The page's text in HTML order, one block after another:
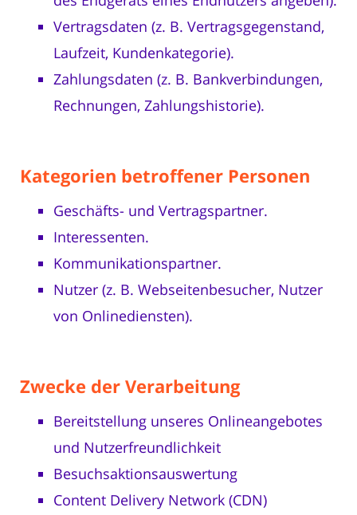
Vertragsdaten (z. B. Vertragsgegenstand,
Laufzeit, Kundenkategorie).
Zahlungsdaten (z. B. Bankverbindungen,
Rechnungen, Zahlungshistorie).
Kategorien betroffener Personen
Geschäfts- und Vertragspartner.
Interessenten.
Kommunikationspartner.
Nutzer (z. B. Webseitenbesucher, Nutzer
von Onlinediensten).
Zwecke der Verarbeitung
Bereitstellung unseres Onlineangebotes
und Nutzerfreundlichkeit
Besuchsaktionsauswertung
Content Delivery Network (CDN)